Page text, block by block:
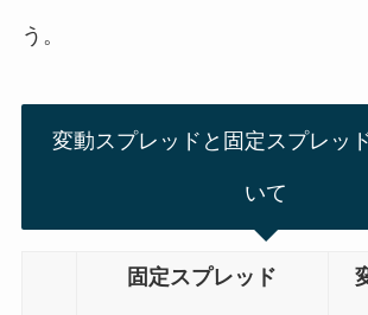
う。
変動スプレッドと固定スプレッ
いて
固定スプレッド